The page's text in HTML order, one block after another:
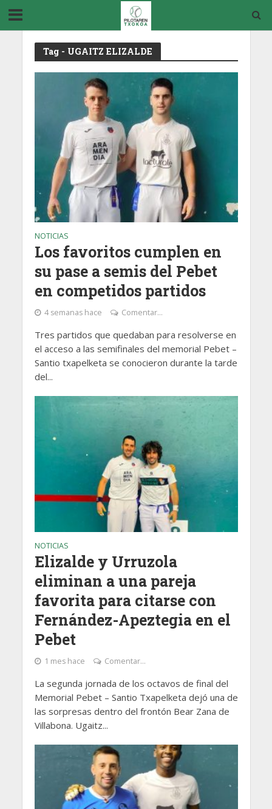
Tag - UGAITZ ELIZALDE
NOTICIAS
Los favoritos cumplen en
su pase a semis del Pebet
en competidos partidos
4 semanas hace Comentar...
Tres partidos que quedaban para resolverse en
el acceso a las semifinales del memorial Pebet –
Santio txapelketa se conocieron durante la tarde
del...
NOTICIAS
Elizalde y Urruzola
eliminan a una pareja
favorita para citarse con
Fernández-Apeztegia en el
Pebet
1 mes hace Comentar...
La segunda jornada de los octavos de final del
Memorial Pebet – Santio Txapelketa dejó una de
las sorpresas dentro del frontón Bear Zana de
Villabona. Ugaitz...